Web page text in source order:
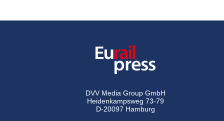
DVV Media Group GmbH
Heidenkampsweg 73-79
D-20097 Hamburg